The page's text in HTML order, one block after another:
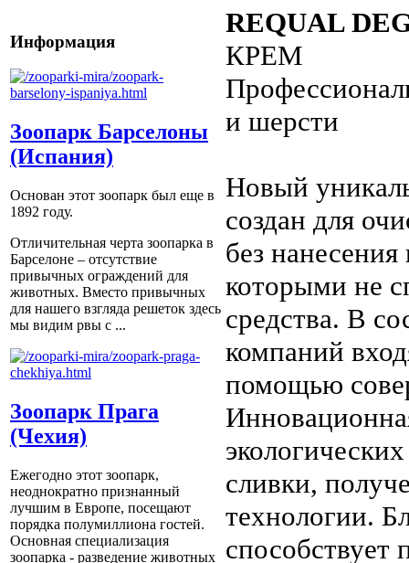
Информация
Зоопарк Барселоны
(Испания)
Основан этот зоопарк был еще в
1892 году.
Отличительная черта зоопарка в
Барселоне – отсутствие
привычных ограждений для
животных. Вместо привычных
для нашего взгляда решеток здесь
мы видим рвы с ...
Зоопарк Прага
(Чехия)
Ежегодно этот зоопарк,
неоднократно признанный
лучшим в Европе, посещают
порядка полумиллиона гостей.
Основная специализация
зоопарка - разведение животных
REQUAL
КРЕМ
и шерсти
Новый
создан для
без
которыми не
средства. В
компаний
помощью
сливки,
технологии.
способствует